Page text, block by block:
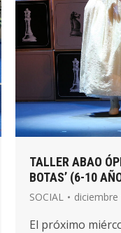
TALLER ABAO
BOTAS’ (6-10
SOCIAL diciembre
El próximo